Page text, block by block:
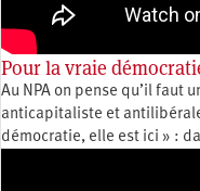
Pour la vraie
Au NPA on pense qu’il faut
anticapitaliste et
démocratie, elle est ici » :